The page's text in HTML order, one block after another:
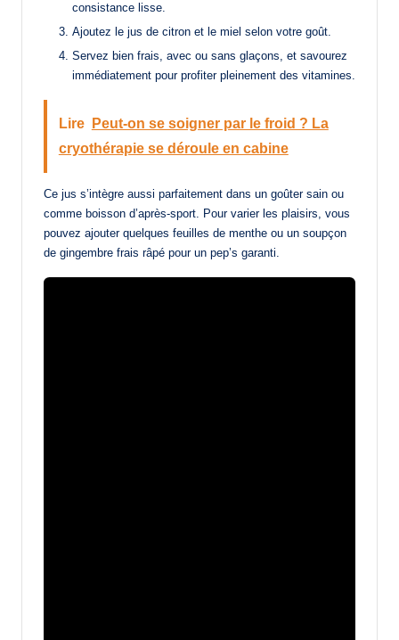
consistance lisse.
Ajoutez le jus de citron et le miel selon votre goût.
Servez bien frais, avec ou sans glaçons, et savourez
immédiatement pour profiter pleinement des vitamines.
Lire
Peut-on se soigner par le froid ? La
cryothérapie se déroule en cabine
Ce jus s’intègre aussi parfaitement dans un goûter sain ou
comme boisson d’après-sport. Pour varier les plaisirs, vous
pouvez ajouter quelques feuilles de menthe ou un soupçon
de gingembre frais râpé pour un pep’s garanti.